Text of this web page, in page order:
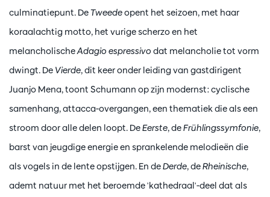
culminatiepunt. DeTweedeopent het seizoen, met haar
koraalachtig motto, het vurige scherzo en het
melancholischeAdagio espressivo dat melancholie tot vorm
dwingt. De Vierde, dit keer onder leiding van gastdirigent
Juanjo Mena, toont Schumann op zijn modernst: cyclische
samenhang, attacca-overgangen, een thematiek die als een
stroom door alle delen loopt. DeEerste, deFrühlingssymfonie,
barst van jeugdige energie en sprankelende melodieën die
als vogels in de lente opstijgen. En deDerde, deRheinische,
ademt natuur met het beroemde 'kathedraal'-deel dat als